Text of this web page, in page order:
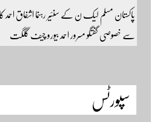
پاکستان مسلم لیک ن کے سنئیر رہنما اشفاق
سے خصوصی گفتگو مسرور احمد بیورو چیف گلگت
سپورٹس